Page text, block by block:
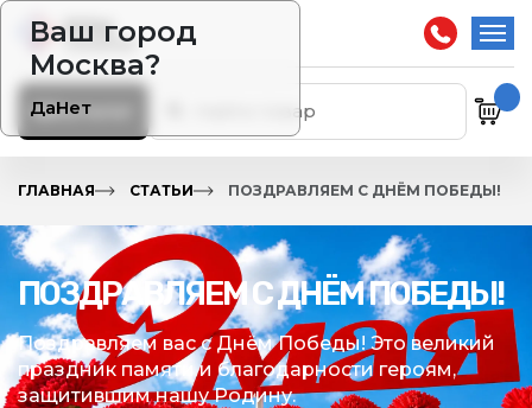
Ваш город
Москва?
ДаНет
Каталог
ГЛАВНАЯ СТАТЬИ ПОЗДРАВЛЯЕМ С ДНЁМ ПОБЕДЫ!
ПОЗДРАВЛЯЕМ С ДНЁМ ПОБЕДЫ!
Поздравляем вас с Днём Победы! Это великий
праздник памяти и благодарности героям,
защитившим нашу Родину.